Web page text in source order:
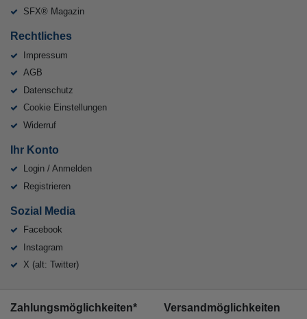
SFX® Magazin
Rechtliches
Impressum
AGB
Datenschutz
Cookie Einstellungen
Widerruf
Ihr Konto
Login / Anmelden
Registrieren
Sozial Media
Facebook
Instagram
X (alt: Twitter)
Zahlungsmöglichkeiten* Versandmöglichkeiten